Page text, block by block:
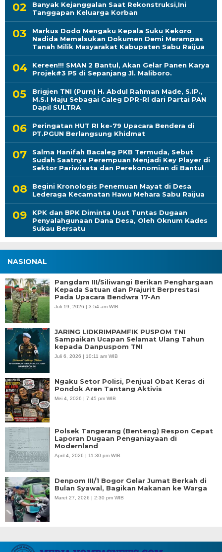
Banyak Kejanggalan Saat Rekonstruksi,Ini
Tanggapan Keluarga Korban
Markus Dodo Mengaku Kepala Suku Kekoro
Nadida Memalsukan Dokumen Demi Merampas
Tanah Milik Masyarakat Kabupaten Sabu Raijua
Kereen!!! SMAN 2 Bantul, Akan Gelar Panen Karya
Projek#3 P5 di Sepanjang Jl. Maliboro.
Brigjen TNI (Purn) H. Abdul Rahman Made, S.IP.,
M.S.I Maju Sebagai Caleg DPR-RI dari Partai PAN
Dapil SULTRA
Peringatan HUT RI ke-79 Upacara Bendera di
PT.PGUN Berlangsung Khidmat
Salma Hanifah Bacaleg PKB Termuda, Sebut
Sudah Saatnya Perempuan Menjadi Key Player di
Sektor Pariwisata dan Perekonomian di Bantul
Begini Kronologis Penemuan Mayat di Desa
Lederaga Kecamatan Hawu Mehara Sabu Raijua
KPK dan BPK Diminta Usut Tuntas Dugaan
Penyalahgunaan Dana Desa, Oleh Oknum Kades
Sukau Bersatu
NASIONAL
Pangdam III/Siliwangi Berikan Penghargaan
Kepada Satuan dan Prajurit Berprestasi
Pada Upacara Bendwra 17-An
Juli 19, 2026 | 3:54 am WIB
JARING LIDKRIMPAMFIK PUSPOM TNI
Sampaikan Ucapan Selamat Ulang Tahun
kepada Danpuspom TNI
Juli 6, 2026 | 10:11 am WIB
Ngaku Setor Polisi, Penjual Obat Keras di
Pondok Aren Tantang Aktivis
Mei 4, 2026 | 7:45 pm WIB
Polsek Tangerang (Benteng) Respon Cepat
Laporan Dugaan Penganiayaan di
Modernland
April 4, 2026 | 11:30 pm WIB
Denpom III/1 Bogor Gelar Jumat Berkah di
Bulan Syawal, Bagikan Makanan ke Warga
Maret 27, 2026 | 2:30 pm WIB